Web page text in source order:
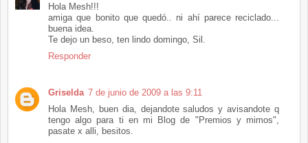
Hola Mesh!!!
amiga que bonito que quedó.. ni ahí parece reciclado...
buena idea.
Te dejo un beso, ten lindo domingo, Sil.
Responder
Griselda 7 de junio de 2009 a las 9:11
Hola Mesh, buen dia, dejandote saludos y avisandote q
tengo algo para ti en mi Blog de "Premios y mimos",
pasate x alli, besitos.